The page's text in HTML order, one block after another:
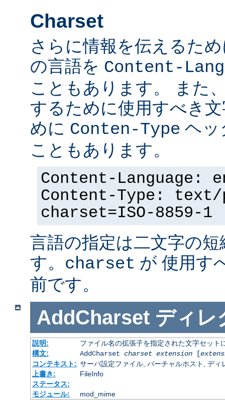
Charset
さらに情報を伝えるた
の言語を Content-
こともあります。 また
するために使用すべき
めに Conten-Type ヘッ
こともあります。
Content-Language:
Content-Type:
charset=ISO-8859-1
言語の指定は二文字の
す。 charset が 使用す
前です。
AddCharset ディレ
説明:
ファイル名の拡張子を指定された文字セット
構文:
AddCharset charset extension[
コンテキスト: サーバ設定ファイル, バーチャルホスト, ディ
上書き:
FileInfo
ステータス:
モジュール:
mod_mime